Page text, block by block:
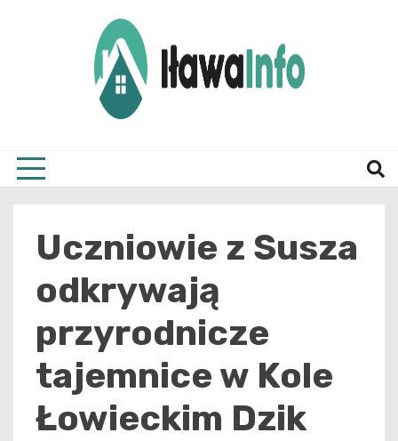
Uczniowie z Susza
odkrywają
przyrodnicze
tajemnice w Kole
Łowieckim Dzik